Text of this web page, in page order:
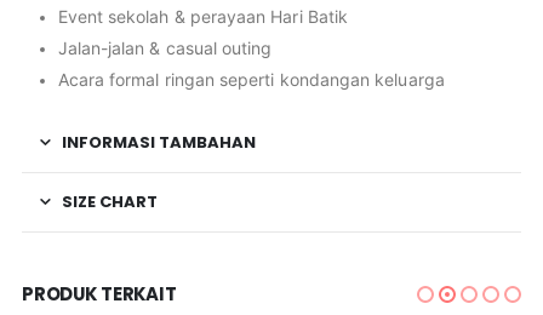
Event sekolah & perayaan Hari Batik
Jalan-jalan & casual outing
Acara formal ringan seperti kondangan keluarga
INFORMASI TAMBAHAN
SIZE CHART
PRODUK TERKAIT